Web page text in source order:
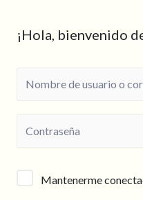
¡Hola, bienvenido
Mantenerme